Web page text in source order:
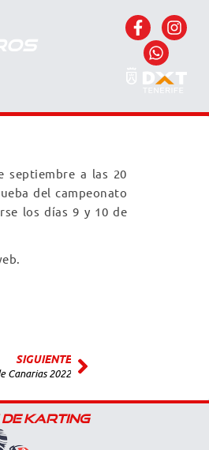
septiembre a las 20
del campeonato
los días 9 y 10 de
SIGUIENTE
Canarias 2022
KARTING